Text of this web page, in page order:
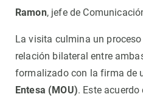
Ramon, jefe de
La visita culmina un
relación bilateral entre
formalizado con la firma de
Entesa (MOU). Este